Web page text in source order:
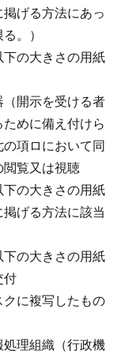
げる方法にあっ
。）
の大きさの用紙
開示を受ける者
めに備え付けら
の項ロにおいて同
覧又は視聴
の大きさの用紙
げる方法に該当
の大きさの用紙
付
に複写したもの
理組織（行政機